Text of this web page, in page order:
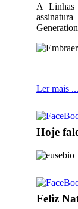
A Linhas
Ler mais ...
Hoje
Feliz